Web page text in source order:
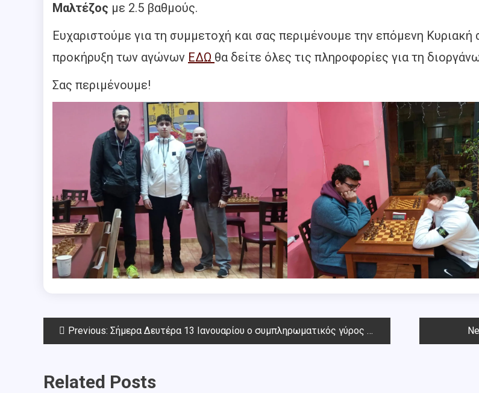
Μαλτέζος με 2.5 βαθμούς.
Ευχαριστούμε για τη συμμετοχή και σας περιμένουμε την επόμενη Κυριακή
προκήρυξη των αγώνων ΕΔΩ θα δείτε όλες τις πληροφορίες για τη
Σας περιμένουμε!
PostPrevious: Σήμερα Δευτέρα 13 Ιανουαρίου ο συμπληρωματικός γύρος για το 20ό Open Τριαντάφυλλος Σιαπέρας
Related Posts